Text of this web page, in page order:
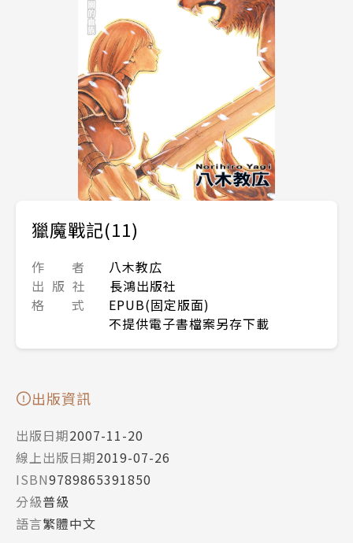
獵魔戰記(11)
作 者
八木教広
出 版 社
長鴻出版社
格 式
EPUB(固定版面)
不提供電子書檔案另存下載
出版資訊
出版日期2007-11-20
線上出版日期2019-07-26
ISBN9789865391850
分級普級
語言繁體中文